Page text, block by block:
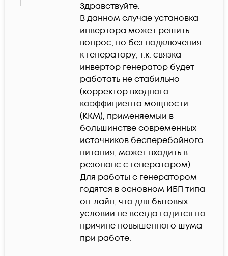
Здравствуйте.
В данном случае установка
инвертора может решить
вопрос, но без подключения
к генератору, т.к. связка
инвертор генератор будет
работать не стабильно
(корректор входного
коэффициента мощности
(ККМ), применяемый в
большинстве современных
источников бесперебойного
питания, может входить в
резонанс с генератором).
Для работы с генератором
годятся в основном ИБП типа
он-лайн, что для бытовых
условий не всегда годится по
причине повышенного шума
при работе.